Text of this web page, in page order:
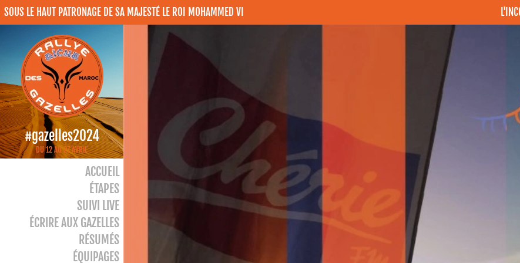
SOUS LE HAUT PATRONAGE DE SA MAJESTÉ LE ROI MOHAMMED VI
#gazelles2024
DU 12 AU 27 AVRIL
ACCUEIL
ÉTAPES
SUIVI LIVE
ÉCRIRE AUX GAZELLES
RÉSUMÉS
ÉQUIPAGES